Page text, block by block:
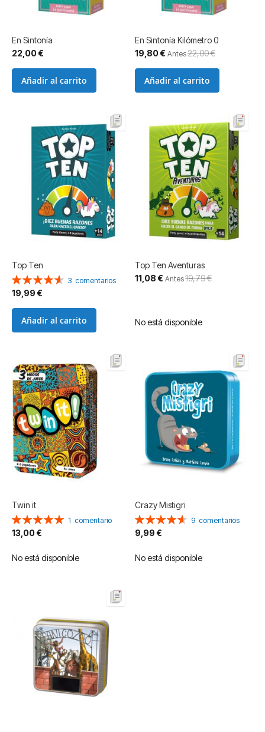
En Sintonía
22,00 €
Añadir al carrito
En Sintonía Kilómetro 0
Precio
especial
19,80 € Antes22,00 €
Añadir al carrito
Top Ten
Valoración:
93%
3 comentarios
19,99 €
Añadir al carrito
Top Ten Aventuras
Precio
especial
11,08 € Antes19,79 €
No está disponible
Twin it
Valoración:
100%
1 comentario
13,00 €
No está disponible
Crazy Mistigri
Valoración:
93%
9 comentarios
9,99 €
No está disponible